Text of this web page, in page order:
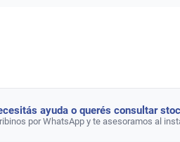
ayuda o querés consultar
por WhatsApp y te asesoramos al